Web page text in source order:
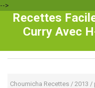
-->
Recettes
Curry Avec
Choumicha Recettes / 2013 /